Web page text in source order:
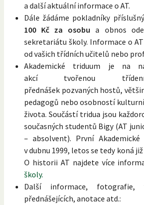
a další aktuální informace o AT.
Dále žádáme pokladníky
100 Kč za osobu a obnos
sekretariátu školy. Informace o
od vašich třídních učitelů nebo
Akademické triduum je na
akcí tvořenou
přednášek pozvaných hostů,
pedagogů nebo osobností
života. Součástí tridua jsou
současných studentů Bigy (AT
– absolvent). První
v dubnu 1999, letos se tedy koná
O historii AT najdete více
školy.
Další informace, fotografie,
přednášejících, anotace atd.: